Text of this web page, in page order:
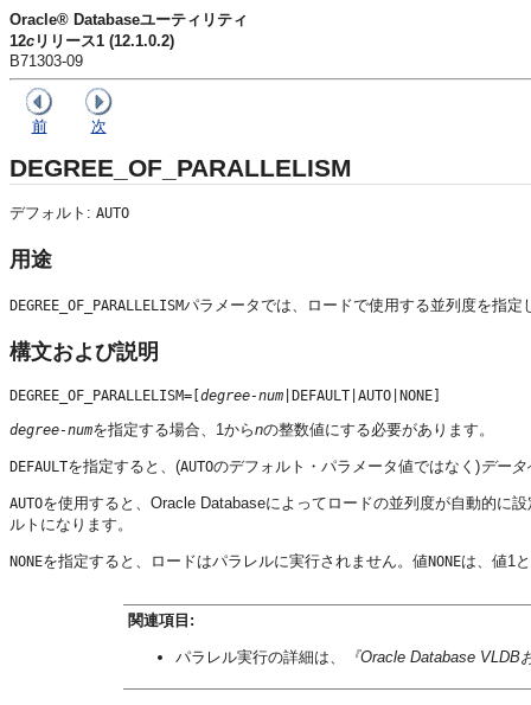
Oracle® Databaseユーティリティ
12c リリース1 (12.1.0.2)
B71303-09
前 次
DEGREE_OF_PARALLELISM
デフォルト: AUTO
用途
DEGREE_OF_PARALLELISMパラメータでは、ロードで使用する並列度を指定
構文および説明
DEGREE_OF_PARALLELISM=[ degree-num
degree-numを指定する場合、1からnの整数値にする必要があります。
DEFAULTを指定すると、(AUTOのデフォルト・パラメータ値ではなく)デー
AUTOを使用すると、Oracle Databaseによってロードの並列度が自動的に
ルトになります。
NONEを指定すると、ロードはパラレルに実行されません。値NONEは、値1
関連項目:
パラレル実行の詳細は、 『Oracle Database